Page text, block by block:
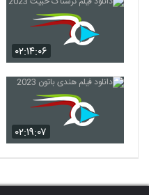
۰۲:۱۴:۰۶
۰۲:۱۹:۰۷